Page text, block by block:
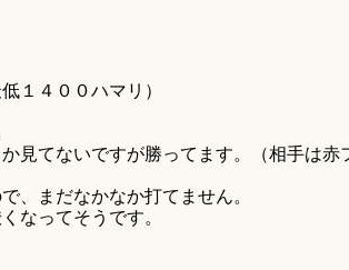
１４００ハマリ）
見てないですが勝ってます。（相手は赤
、まだなかなか打てません。
なってそうです。